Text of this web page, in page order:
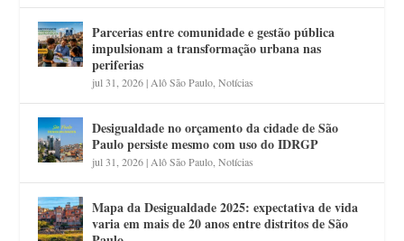
Parcerias entre comunidade e gestão pública
impulsionam a transformação urbana nas
periferias
jul 31, 2026| Alô São Paulo ,Notícias
Desigualdade no orçamento da cidade de São
Paulo persiste mesmo com uso do IDRGP
jul 31, 2026| Alô São Paulo ,Notícias
Mapa da Desigualdade 2025: expectativa de vida
varia em mais de 20 anos entre distritos de São